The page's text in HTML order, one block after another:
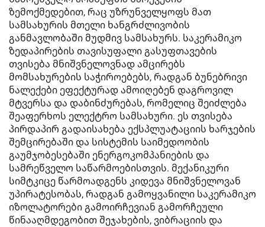
ზემოქმედებით, რაც უზრუნველყოფს მათ
სამსახურის მთელი ხანგრძლივობის
განმავლობაში მუდმივ სამსახურს. საკერამიკო
ზედაპირების თავისუფალი გასუფთავების
თვისება მნიშვნელოვნად ამცირებს
მომსახურების საჭიროებებს, რადგან ბუნებრივი
ნალექები ეფექტურად ამოიღებენ დაგროვილ
მტვერსა და დაბინძურებას, რომელიც შეიძლება
შეაფერხოს ელექტრო სამსახური. ეს თვისება
პირდაპირ გადაისახება ექსპლუატაციის ხარჯების
შემცირებაში და სისტემის საიმედოობის
გაუმჯობესებაში ენერგოკომპანიების და
სამრეწველო საწარმოებისთვის. მექანიკური
სიმტკიცე წარმოადგენს კიდევა მნიშვნელოვან
უპირატესობას, რადგან გამოყვანილი საკერამიკო
იზოლატორები გამოირჩევიან გამორჩეული
წინააღმდეგობით შეჯახების, ვიბრაციის და